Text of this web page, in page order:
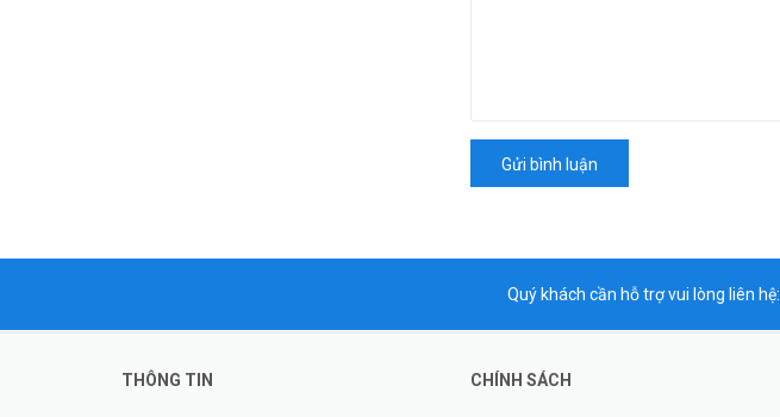
Gửi bình luận
Quý khách cần hỗ trợ vui lòng liên hệ:
THÔNG TIN CHÍNH SÁCH